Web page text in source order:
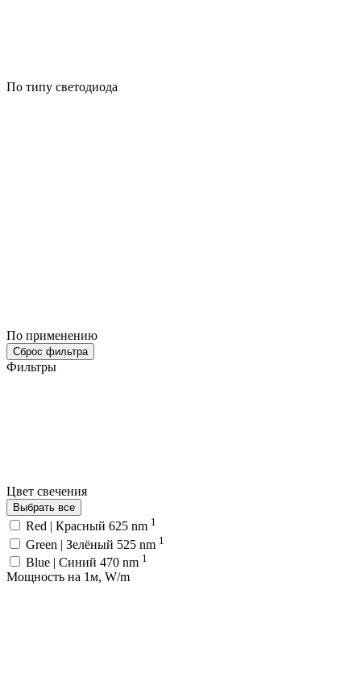
По типу светодиода
По применению
Сброс фильтра
Фильтры
Цвет свечения
Выбрать все
Red | Красный 625 nm 1
Green | Зелёный 525 nm 1
Blue | Синий 470 nm 1
Мощность на 1м, W/m